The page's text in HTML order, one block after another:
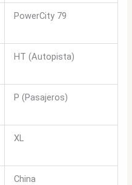
PowerCity 79
HT (Autopista)
P (Pasajeros)
XL
China